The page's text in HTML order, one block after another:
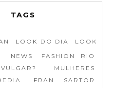
TAGS
LOOK DO DIA
LOOK
NEWS
FASHION RIO
MULHERES
FRAN SARTOR